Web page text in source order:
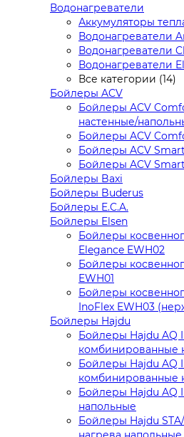
Водонагреватели
Аккумуляторы
Водонагреватели
Водонагреватели
Водонагреватели
Все категории (14)
Бойлеры ACV
Бойлеры ACV
настенные/
Бойлеры ACV
Бойлеры ACV
Бойлеры ACV
Бойлеры Baxi
Бойлеры Buderus
Бойлеры E.C.A.
Бойлеры Elsen
Бойлеры
Elegance EWH02
Бойлеры
EWH01
Бойлеры
InoFlex EWH03
Бойлеры Hajdu
Бойлеры Hajdu AQ
комбинированные
Бойлеры Hajdu AQ
комбинированные
Бойлеры Hajdu AQ
напольные
Бойлеры Hajdu